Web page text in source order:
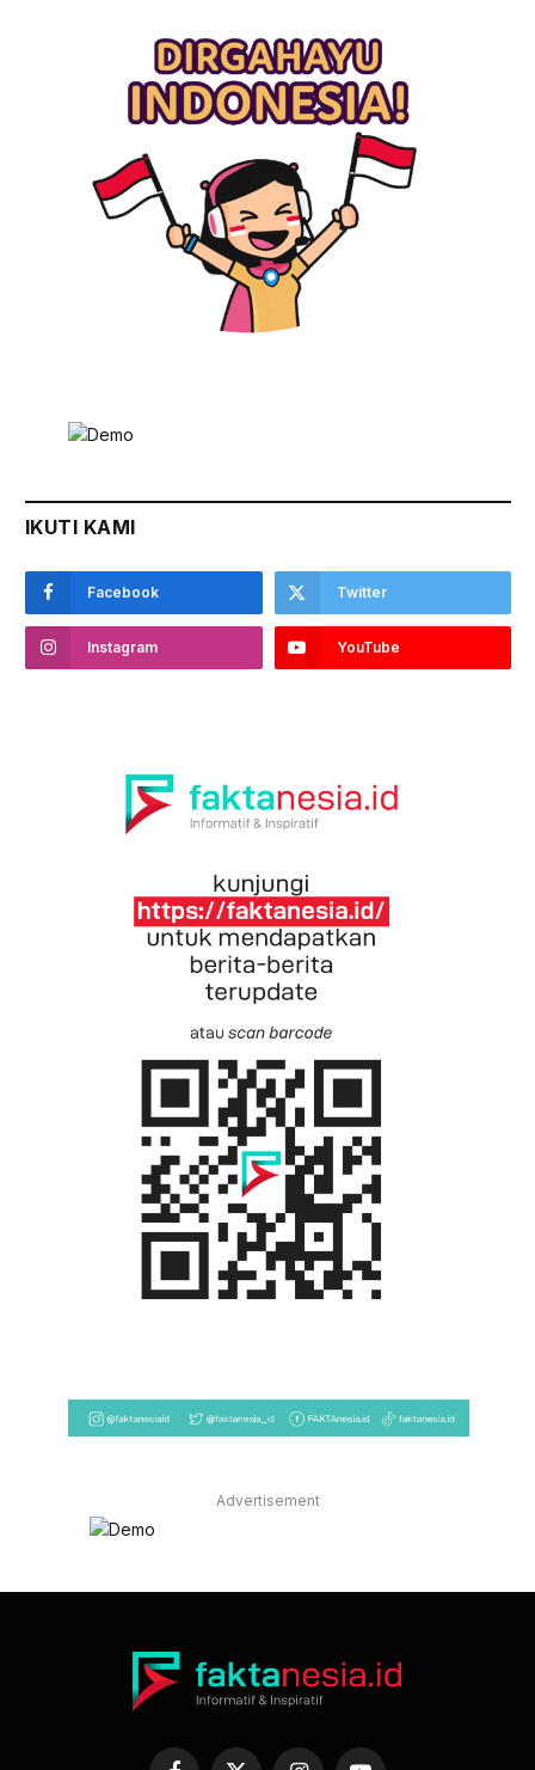
IKUTI KAMI
Facebook Twitter
Instagram YouTube
Advertisement